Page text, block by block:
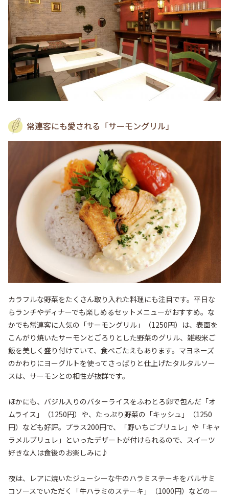
常連客にも愛される「サーモングリル」
カラフルな野菜をたくさん取り入れた料理にも注目です。平日な
らランチやディナーでも楽しめるセットメニューがおすすめ。な
かでも常連客に人気の「サーモングリル」（1250円）は、表面を
こんがり焼いたサーモンとごろりとした野菜のグリル、雑穀米ご
飯を美しく盛り付けていて、食べごたえもあります。マヨネーズ
のかわりにヨーグルトを使ってさっぱりと仕上げたタルタルソー
スは、サーモンとの相性が抜群です。
ほかにも、バジル入りのバターライスをふわとろ卵で包んだ「オ
ムライス」（1250円）や、たっぷり野菜の「キッシュ」（1250
円）なども好評。プラス200円で、「野いちごブリュレ」や「キャ
ラメルブリュレ」といったデザートが付けられるので、スイーツ
好きな人は食後のお楽しみに♪
夜は、レアに焼いたジューシーな牛のハラミステーキをバルサミ
コソースでいただく「牛ハラミのステーキ」（1000円）などの一